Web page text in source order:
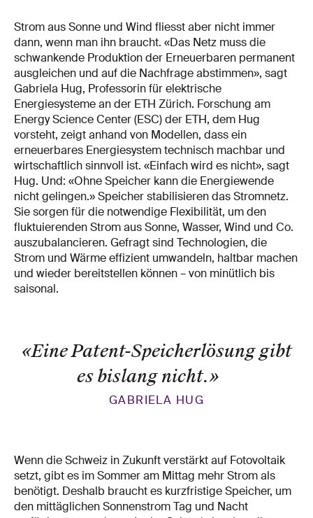
Strom aus Sonne und Wind fliesst aber nicht immer
dann, wenn man ihn braucht. «Das Netz muss die
schwankende Produktion der Erneuerbaren permanent
ausgleichen und auf die Nachfrage abstimmen», sagt
Gabriela Hug, Professorin für elektrische
Energiesysteme an der ETH Zürich. Forschung am
Energy Science Center (ESC) der ETH, dem Hug
vorsteht, zeigt anhand von Modellen, dass ein
erneuerbares Energiesystem technisch machbar und
wirtschaftlich sinnvoll ist. «Einfach wird es nicht», sagt
Hug. Und: «Ohne Speicher kann die Energiewende
nicht gelingen.» Speicher stabilisieren das Stromnetz.
Sie sorgen für die notwendige Flexibilität, um den
fluktuierenden Strom aus Sonne, Wasser, Wind und Co.
auszubalancieren. Gefragt sind Technologien, die
Strom und Wärme effizient umwandeln, haltbar machen
und wieder bereitstellen können – von minütlich bis
saisonal.
«Eine Patent-Speicherlösung gibt
es bislang nicht.»
GABRIELA HUG
Wenn die Schweiz in Zukunft verstärkt auf Fotovoltaik
setzt, gibt es im Sommer am Mittag mehr Strom als
benötigt. Deshalb braucht es kurzfristige Speicher, um
den mittäglichen Sonnenstrom Tag und Nacht